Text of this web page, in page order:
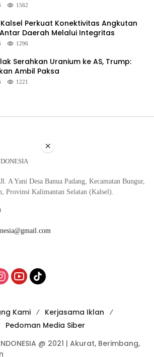
1562
Perkuat Konektivitas Angkutan
Daerah Melalui Integritas
1296
Serahkan Uranium ke AS, Trump:
Ambil Paksa
1221
A Yani Desa Banua Padang, Kecamatan Bungur,
Provinsi Kalimantan Selatan (Kalsel).
Kami
Kerjasama Iklan
Pedoman Media Siber
@ 2021 | Akurat, Berimbang,
×